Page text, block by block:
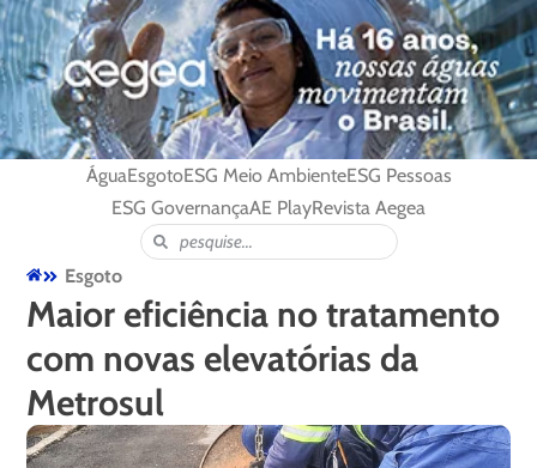
ÁguaEsgotoESG Meio AmbienteESG Pessoas
ESG GovernançaAE PlayRevista Aegea
Esgoto
Maior eficiência no tratamento
com novas elevatórias da
Metrosul